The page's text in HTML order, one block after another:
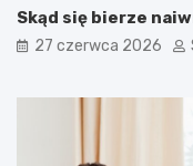
Skąd się bierze
27 czerwca 2026